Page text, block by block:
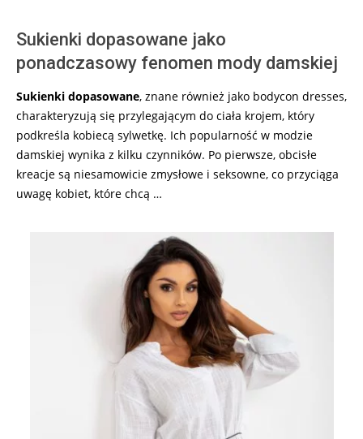
Sukienki dopasowane jako
ponadczasowy fenomen mody damskiej
Sukienki dopasowane, znane również jako bodycon dresses,
charakteryzują się przylegającym do ciała krojem, który
podkreśla kobiecą sylwetkę. Ich popularność w modzie
damskiej wynika z kilku czynników. Po pierwsze, obcisłe
kreacje są niesamowicie zmysłowe i seksowne, co przyciąga
uwagę kobiet, które chcą …